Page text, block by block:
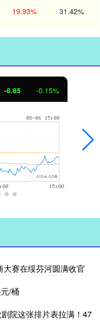
19.93% 31.42%
1122.88
赛在绥芬河圆满收官
/桶
院这张排片表拉满！47